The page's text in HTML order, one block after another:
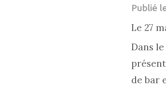
Publié
Le 27
Dans
de bar